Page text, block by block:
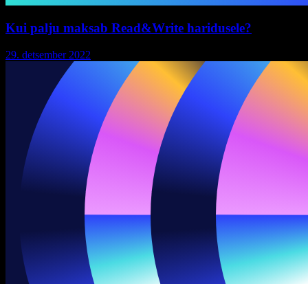
Kui palju maksab Read&Write haridusele?
29. detsember 2022